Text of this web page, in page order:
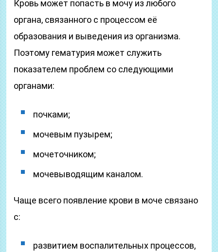
Кровь может попасть в мочу из любого
органа, связанного с процессом её
образования и выведения из организма.
Поэтому гематурия может служить
показателем проблем со следующими
органами:
почками;
мочевым пузырем;
мочеточником;
мочевыводящим каналом.
Чаще всего появление крови в моче связано
с:
развитием воспалительных процессов,